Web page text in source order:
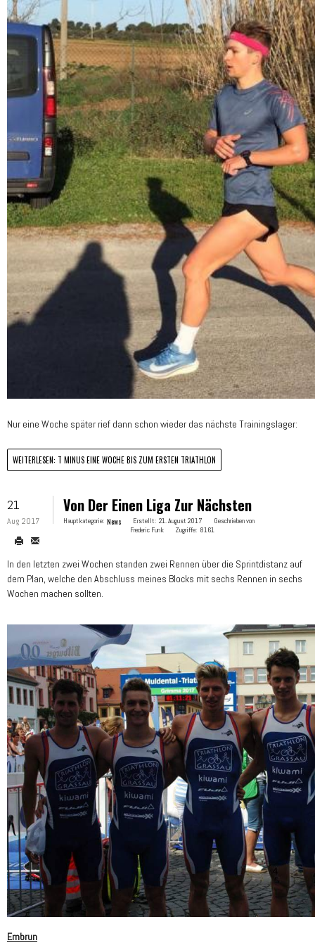
Nur eine Woche später rief dann schon wieder das nächste Trainingslager:
WEITERLESEN: T MINUS EINE WOCHE BIS ZUM ERSTEN TRIATHLON
21
Aug 2017
Von Der Einen Liga Zur Nächsten
Hauptkategorie: News Erstellt: 21. August 2017
Geschrieben von
Frederic Funk
Zugriffe: 8161
In den letzten zwei Wochen standen zwei Rennen über die Sprintdistanz auf
dem Plan, welche den Abschluss meines Blocks mit sechs Rennen in sechs
Wochen machen sollten.
Embrun